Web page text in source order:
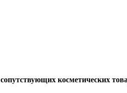
сопутствующих косметических